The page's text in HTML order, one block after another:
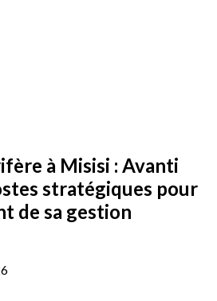
à Misisi : Avanti
stratégiques pour
de sa gestion